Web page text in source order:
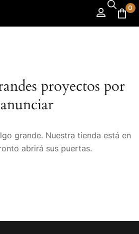
0
proyectos por
anunciar
grande. Nuestra tienda está en
abrirá sus puertas.